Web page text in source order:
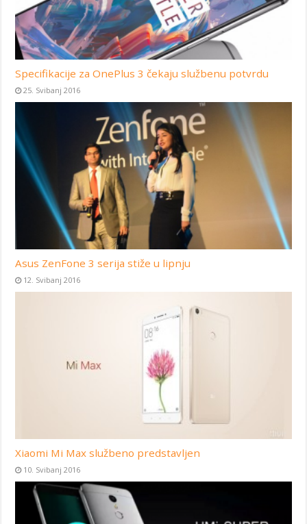
Specifikacije za OnePlus 3 čekaju službenu potvrdu
25. Svibanj 2016
Asus ZenFone 3 serija stiže u lipnju
12. Svibanj 2016
Xiaomi Mi Max službeno predstavljen
10. Svibanj 2016